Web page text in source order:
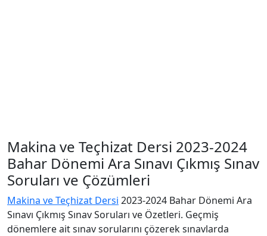
Makina ve Teçhizat Dersi 2023-2024
Bahar Dönemi Ara Sınavı Çıkmış Sınav
Soruları ve Çözümleri
Makina ve Teçhizat Dersi 2023-2024 Bahar Dönemi Ara
Sınavı Çıkmış Sınav Soruları ve Özetleri. Geçmiş
dönemlere ait sınav sorularını çözerek sınavlarda